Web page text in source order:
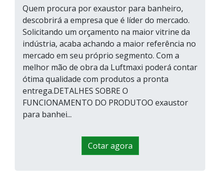
Quem procura por exaustor para banheiro,
descobrirá a empresa que é líder do mercado.
Solicitando um orçamento na maior vitrine da
indústria, acaba achando a maior referência no
mercado em seu próprio segmento. Com a
melhor mão de obra da Luftmaxi poderá contar
ótima qualidade com produtos a pronta
entrega.DETALHES SOBRE O
FUNCIONAMENTO DO PRODUTOO exaustor
para banhei...
Cotar agora